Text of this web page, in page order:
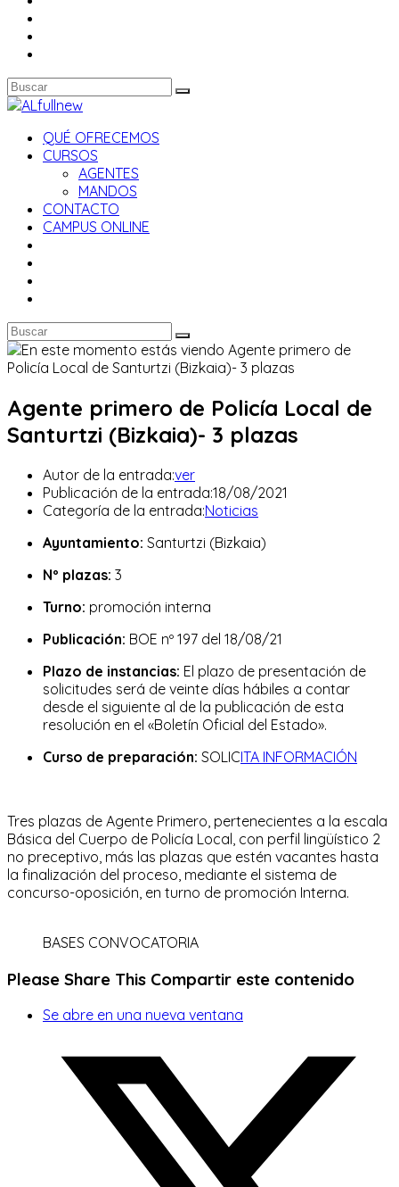
QUÉ OFRECEMOS
CURSOS
AGENTES
MANDOS
CONTACTO
CAMPUS ONLINE
Agente primero de Policía Local de
Santurtzi (Bizkaia)- 3 plazas
Autor de la entrada:ver
Publicación de la entrada:18/08/2021
Categoría de la entrada:Noticias
Ayuntamiento: Santurtzi (Bizkaia)
Nº plazas: 3
Turno: promoción interna
Publicación: BOE nº 197 del 18/08/21
Plazo de instancias: El plazo de presentación de
solicitudes será de veinte días hábiles a contar
desde el siguiente al de la publicación de esta
resolución en el «Boletín Oficial del Estado».
Curso de preparación: SOLICITA INFORMACIÓN
Tres plazas de Agente Primero, pertenecientes a la escala
Básica del Cuerpo de Policía Local, con perfil lingüístico 2
no preceptivo, más las plazas que estén vacantes hasta
la finalización del proceso, mediante el sistema de
concurso-oposición, en turno de promoción Interna.
BASES CONVOCATORIA
Please Share This Compartir este contenido
Se abre en una nueva ventana